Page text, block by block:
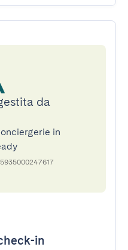
da
in
in